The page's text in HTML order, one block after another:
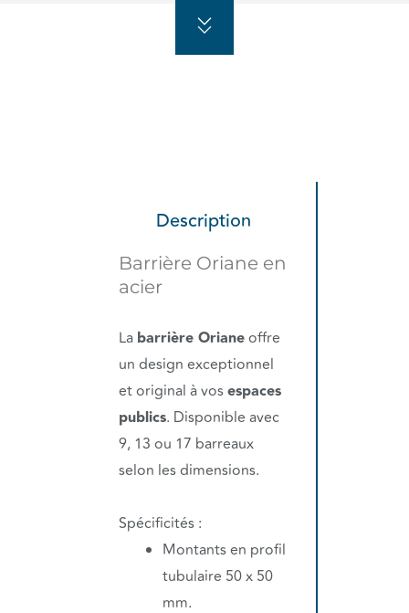
Description
Barrière Oriane en
acier
La barrière Orianeoffre
un design exceptionnel
et original à vosespaces
publics. Disponible avec
9, 13 ou 17 barreaux
selon les dimensions.
Spécificités :
Montants en profil
tubulaire 50 x 50
mm.